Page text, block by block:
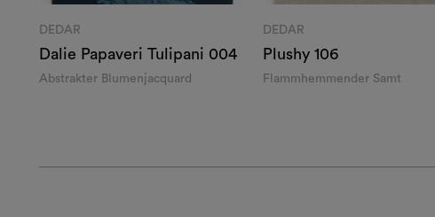
DEDAR
Dalie Papaveri Tulipani 004
Abstrakter Blumenjacquard
DEDAR
Plushy 106
Flammhemmender Samt